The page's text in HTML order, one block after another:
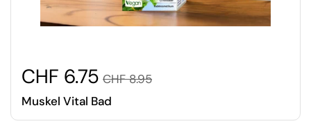
CHF 6.75 CHF 8.95
Muskel Vital Bad